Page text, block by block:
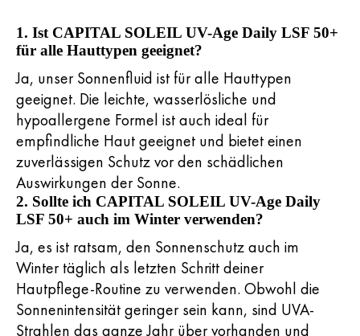
1. Ist CAPITAL SOLEIL UV-Age Daily LSF 50+
für alle Hauttypen geeignet?
Ja, unser Sonnenfluid ist für alle Hauttypen
geeignet. Die leichte, wasserlösliche und
hypoallergene Formel ist auch ideal für
empfindliche Haut geeignet und bietet einen
zuverlässigen Schutz vor den schädlichen
Auswirkungen der Sonne.
2. Sollte ich CAPITAL SOLEIL UV-Age Daily
LSF 50+ auch im Winter verwenden?
Ja, es ist ratsam, den Sonnenschutz auch im
Winter täglich als letzten Schritt deiner
Hautpflege-Routine zu verwenden. Obwohl die
Sonnenintensität geringer sein kann, sind UVA-
Strahlen das ganze Jahr über vorhanden und